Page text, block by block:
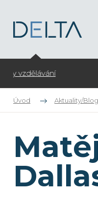
Otevíráme zápis do
Úvod Aktuality/Blog